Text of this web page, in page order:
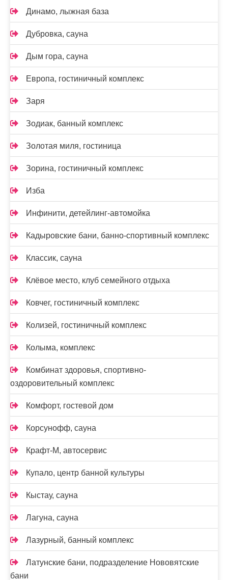
Динамо, лыжная база
Дубровка, сауна
Дым гора, сауна
Европа, гостиничный комплекс
Заря
Зодиак, банный комплекс
Золотая миля, гостиница
Зорина, гостиничный комплекс
Изба
Инфинити, детейлинг-автомойка
Кадыровские бани, банно-спортивный комплекс
Классик, сауна
Клёвое место, клуб семейного отдыха
Ковчег, гостиничный комплекс
Колизей, гостиничный комплекс
Колыма, комплекс
Комбинат здоровья, спортивно-
оздоровительный комплекс
Комфорт, гостевой дом
Корсунофф, сауна
Крафт-М, автосервис
Купало, центр банной культуры
Кыстау, сауна
Лагуна, сауна
Лазурный, банный комплекс
Латунские бани, подразделение Нововятские
бани